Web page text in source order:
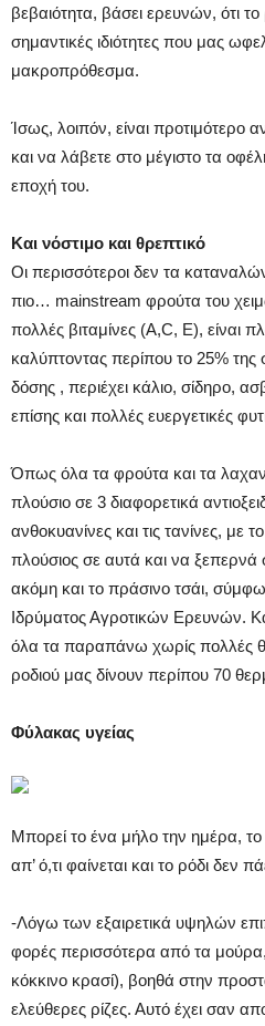
βεβαιότητα, βάσει ερευνών, ότι το
σημαντικές ιδιότητες που μας
μακροπρόθεσμα.
Ίσως, λοιπόν, είναι προτιμότερο
και να λάβετε στο μέγιστο τα
εποχή του.
Και νόστιμο και θρεπτικό
Οι περισσότεροι δεν τα
πιο… mainstream φρούτα του
πολλές βιταμίνες (A,C, E), είναι
καλύπτοντας περίπου το 25% της
δόσης , περιέχει κάλιο, σίδηρο,
επίσης και πολλές ευεργετικές
Όπως όλα τα φρούτα και τα
πλούσιο σε 3 διαφορετικά
ανθοκυανίνες και τις τανίνες, με
πλούσιος σε αυτά και να ξεπερνά
ακόμη και το πράσινο τσάι,
Ιδρύματος Αγροτικών Ερευνών.
όλα τα παραπάνω χωρίς πολλές
ροδιού μας δίνουν περίπου 70
Φύλακας υγείας
Μπορεί το ένα μήλο την ημέρα,
απ’ ό,τι φαίνεται και το ρόδι δεν
-Λόγω των εξαιρετικά υψηλών
φορές περισσότερα από τα μούρα,
κόκκινο κρασί), βοηθά στην
ελεύθερες ρίζες. Αυτό έχει σαν